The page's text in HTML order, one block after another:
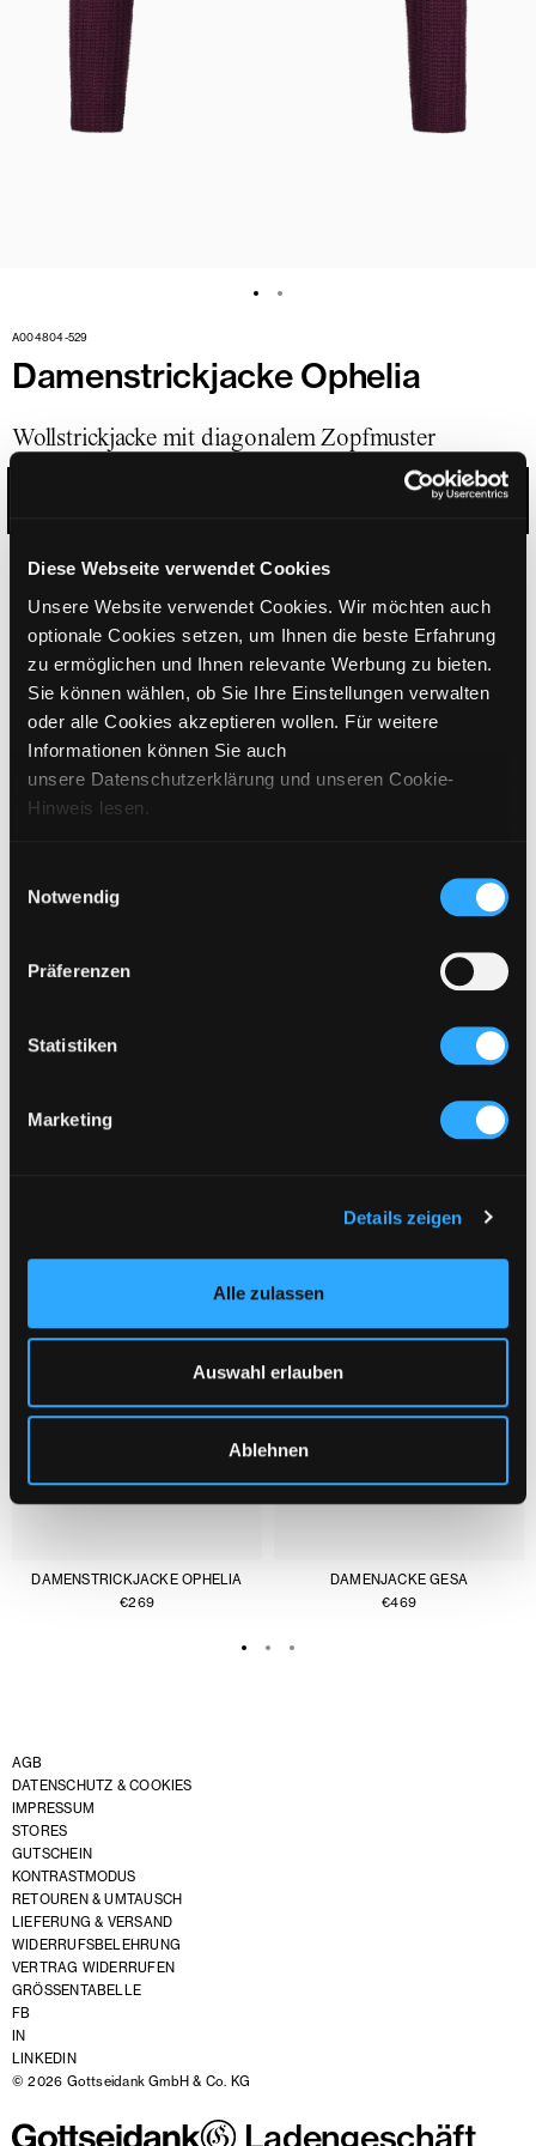
Diese Webseite verwendet Cookies
Unsere Website verwendet Cookies. Wir möchten auch
optionale Cookies setzen, um Ihnen die beste Erfahrung
zu ermöglichen und Ihnen relevante Werbung zu bieten.
Sie können wählen, ob Sie Ihre Einstellungen verwalten
oder alle Cookies akzeptieren wollen. Für weitere
Informationen können Sie auch
unsere Datenschutzerklärung und unseren Cookie-
Hinweis lesen.
Notwendig
Präferenzen
Statistiken
Marketing
Details zeigen
Alle zulassen
Auswahl erlauben
Ablehnen
A004804-529
Damenstrickjacke Ophelia
Wollstrickjacke mit diagonalem Zopfmuster
GRÖSSE WÄHLEN
269 inkl. MwSt. / exkl. Versand
BITTE WÄHLEN SIE EINE GRÖSSE AUS
IN DEN WARENKORB
GRÖSSENANGABEN
PFLEGEHINWEISE
DAMENSTRICKJACKE OPHELIA
€269
DAMENJACKE GESA
€469
AGB
DATENSCHUTZ & COOKIES
IMPRESSUM
STORES
GUTSCHEIN
KONTRASTMODUS
RETOUREN & UMTAUSCH
LIEFERUNG & VERSAND
WIDERRUFSBELEHRUNG
VERTRAG WIDERRUFEN
GRÖSSENTABELLE
FB
IN
LINKEDIN
© 2026 Gottseidank GmbH & Co. KG
Ladengeschäft